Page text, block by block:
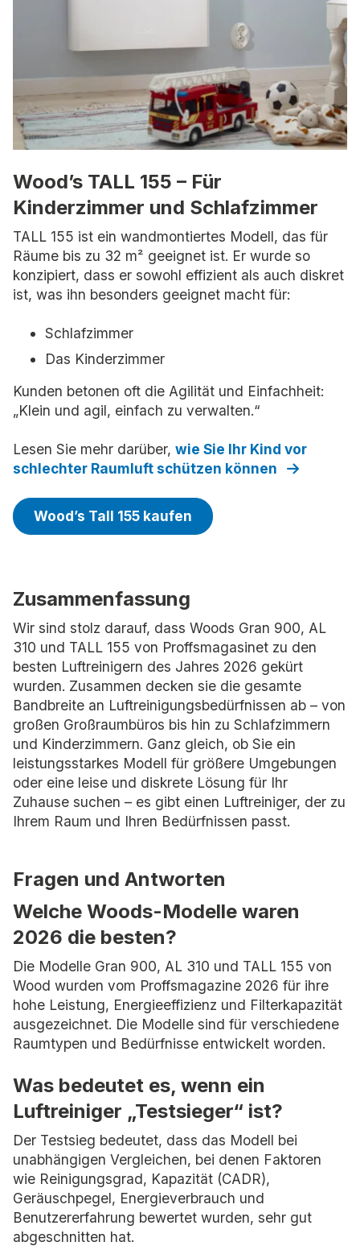
Wood’s TALL 155 – Für
Kinderzimmer und Schlafzimmer
TALL 155 ist ein wandmontiertes Modell, das für
Räume bis zu 32 m² geeignet ist. Er wurde so
konzipiert, dass er sowohl effizient als auch diskret
ist, was ihn besonders geeignet macht für:
Schlafzimmer
Das Kinderzimmer
Kunden betonen oft die Agilität und Einfachheit:
„Klein und agil, einfach zu verwalten.“
Lesen Sie mehr darüber, wie Sie Ihr Kind vor
schlechter Raumluft schützen können
Wood’s Tall 155 kaufen
Zusammenfassung
Wir sind stolz darauf, dass Woods Gran 900, AL
310 und TALL 155 von Proffsmagasinet zu den
besten Luftreinigern des Jahres 2026 gekürt
wurden. Zusammen decken sie die gesamte
Bandbreite an Luftreinigungsbedürfnissen ab – von
großen Großraumbüros bis hin zu Schlafzimmern
und Kinderzimmern. Ganz gleich, ob Sie ein
leistungsstarkes Modell für größere Umgebungen
oder eine leise und diskrete Lösung für Ihr
Zuhause suchen – es gibt einen Luftreiniger, der zu
Ihrem Raum und Ihren Bedürfnissen passt.
Fragen und Antworten
Welche Woods-Modelle waren
2026 die besten?
Die Modelle Gran 900, AL 310 und TALL 155 von
Wood wurden vom Proffsmagazine 2026 für ihre
hohe Leistung, Energieeffizienz und Filterkapazität
ausgezeichnet. Die Modelle sind für verschiedene
Raumtypen und Bedürfnisse entwickelt worden.
Was bedeutet es, wenn ein
Luftreiniger „Testsieger“ ist?
Der Testsieg bedeutet, dass das Modell bei
unabhängigen Vergleichen, bei denen Faktoren
wie Reinigungsgrad, Kapazität (CADR),
Geräuschpegel, Energieverbrauch und
Benutzererfahrung bewertet wurden, sehr gut
abgeschnitten hat.